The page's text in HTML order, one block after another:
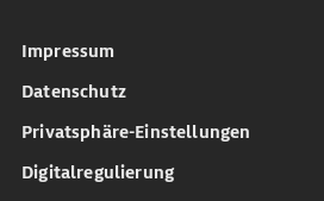
Impressum
Datenschutz
Privatsphäre-Einstellungen
Digitalregulierung